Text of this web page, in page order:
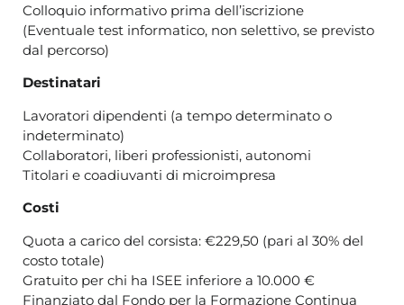
Colloquio informativo prima dell’iscrizione
(Eventuale test informatico, non selettivo, se previsto
dal percorso)
Destinatari
Lavoratori dipendenti (a tempo determinato o
indeterminato)
Collaboratori, liberi professionisti, autonomi
Titolari e coadiuvanti di microimpresa
Costi
Quota a carico del corsista: €229,50 (pari al 30% del
costo totale)
Gratuito per chi ha ISEE inferiore a 10.000 €
Finanziato dal Fondo per la Formazione Continua